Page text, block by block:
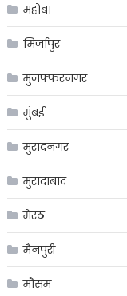
महोबा
मिर्जापुर
मुजफ्फरनगर
मुंबई
मुरादनगर
मुरादाबाद
मेरठ
मैनपुरी
मौसम